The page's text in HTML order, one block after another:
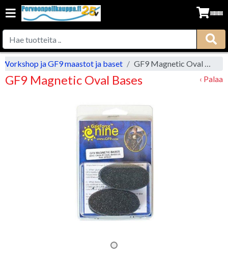
ja GF9 maastot ja baset GF9 Magnetic Oval Bases
GF9 Magnetic Oval Bases ‹ Palaa